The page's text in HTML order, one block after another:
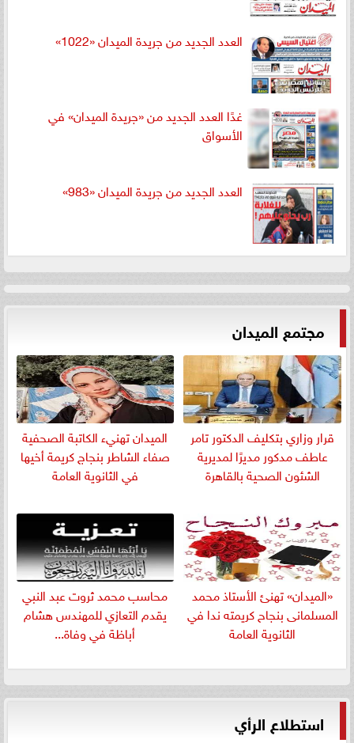
العدد الجديد من جريدة الميدان «1022»
غدًا العدد الجديد من «جريدة الميدان» في
الأسواق
العدد الجديد من جريدة الميدان «983»
مجتمع الميدان
قرار وزاري بتكليف الدكتور تامر
عاطف مدكور مديرًا لمديرية
الشئون الصحية بالقاهرة
الميدان تهنيء الكاتبة الصحفية
صفاء الشاطر بنجاج كريمة أخيها
في الثانوية العامة
«الميدان» تهنئ الأستاذ محمد
المسلمانى بنجاح كريمته ندا في
الثانوية العامة
​محاسب محمد ثروت عبد النبي
يقدم التعازي للمهندس هشام
أباظة في وفاة...
استطلاع الرأي